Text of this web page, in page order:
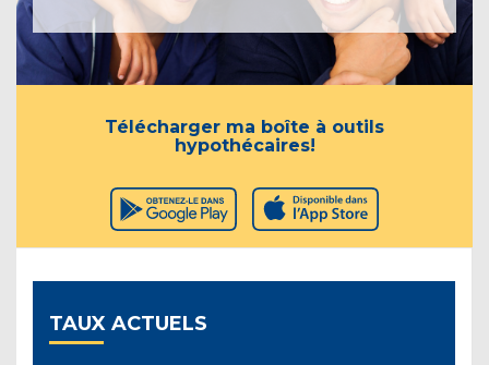
Télécharger ma boîte à outils
hypothécaires!
TAUX ACTUELS